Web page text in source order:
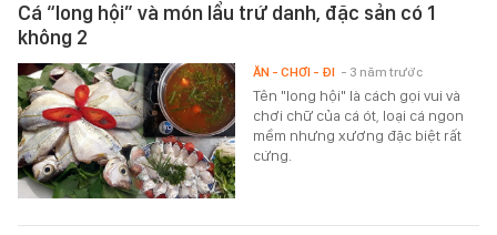
Cá “long hội” và món lẩu trứ danh, đặc sản có 1
không 2
Tên "long hội" là cách gọi vui và
chơi chữ của cá ót, loại cá ngon
mềm nhưng xương đặc biệt rất
cứng.
ĂN - CHƠI - ĐI - 3 năm trước